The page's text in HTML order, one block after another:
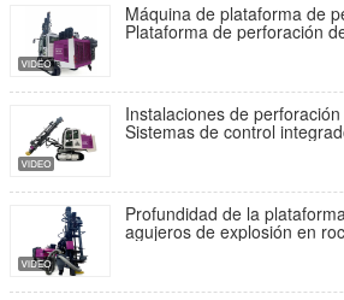
Máquina de plataforma de
Plataforma de perforación
Plataforma de perforación
Instalaciones de
Sistemas de control
perforación portátil
Profundidad de la
agujeros de explosión en